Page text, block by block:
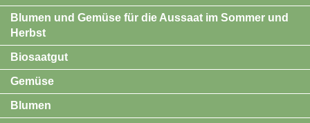
Blumen und Gemüse für die Aussaat im Sommer und
Herbst
Biosaatgut
Gemüse
Blumen